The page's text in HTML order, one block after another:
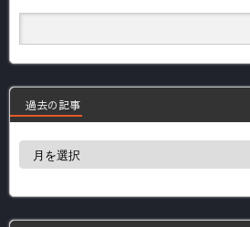
過去の記事
過
事